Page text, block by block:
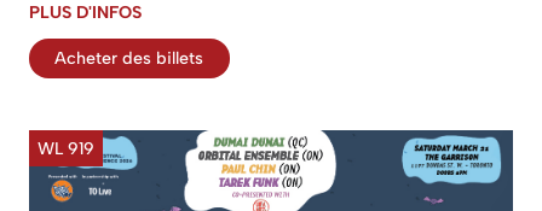
PLUS D'INFOS
Acheter des billets
WL 919